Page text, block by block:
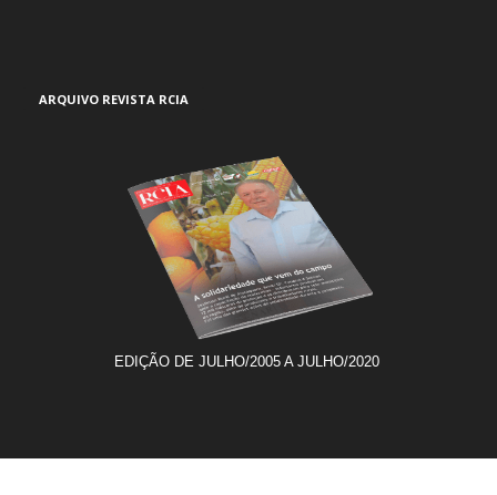
ARQUIVO REVISTA RCIA
EDIÇÃO DE JULHO/2005 A JULHO/2020